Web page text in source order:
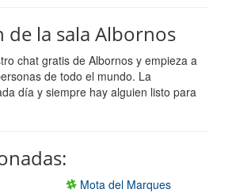
de la sala Albornos
chat gratis de Albornos y empieza a
de todo el mundo. La
día y siempre hay alguien listo para
Mota del Marques